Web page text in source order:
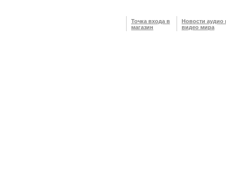
Точка входа в
магазин
Новости аудио
видео мира